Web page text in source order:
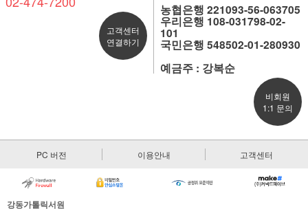
고객센터
연결하기
농협은행 221093-56-063705
우리은행 108-031798-02-
101
국민은행 548502-01-280930
예금주 : 강복순
비회원
1:1 문의
PC 버전 이용안내 고객센터
강동가톨릭서원